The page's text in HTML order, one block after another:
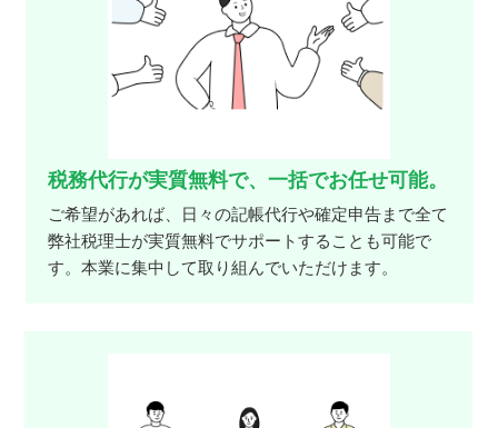
税務代行が実質無料で、一括でお任せ可能。
ご希望があれば、日々の記帳代行や確定申告まで全て
弊社税理士が実質無料でサポートすることも可能で
す。本業に集中して取り組んでいただけます。